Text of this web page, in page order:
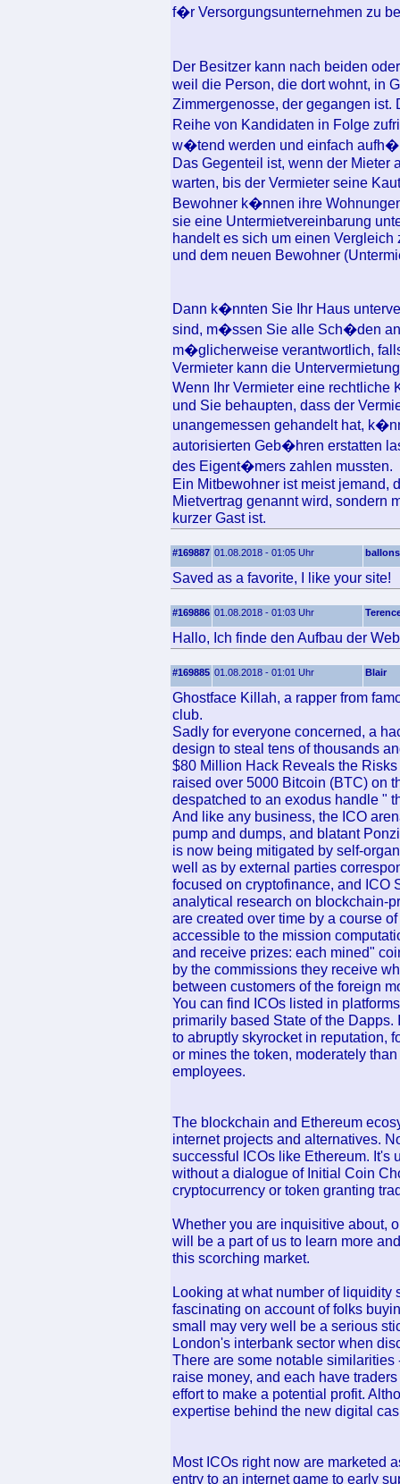
f�r Versorgungsunternehmen zu
Der Besitzer kann nach beiden
weil die Person, die dort wohnt, in
Zimmergenosse, der gegangen
Reihe von Kandidaten in Folge
w�tend werden und einfach
Das Gegenteil ist, wenn der Mieter
warten, bis der Vermieter seine
Bewohner k�nnen ihre
sie eine Untermietvereinbarung
handelt es sich um einen
und dem neuen Bewohner
Dann k�nnten Sie Ihr Haus
sind, m�ssen Sie alle Sch�den
m�glicherweise verantwortlich,
Vermieter kann die
Wenn Ihr Vermieter eine
und Sie behaupten, dass der
unangemessen gehandelt hat,
autorisierten Geb�hren erstatten
des Eigent�mers zahlen mussten.
Ein Mitbewohner ist meist jemand,
Mietvertrag genannt wird, sondern
kurzer Gast ist.
#169887 01.08.2018 - 01:05 Uhr
Saved as a favorite, I like your site!
#169886 01.08.2018 - 01:03 Uhr
Hallo, Ich finde den Aufbau der
#169885 01.08.2018 - 01:01 Uhr Blair
Ghostface Killah, a rapper from
club.
Sadly for everyone concerned, a
design to steal tens of thousands
$80 Million Hack Reveals the
raised over 5000 Bitcoin (BTC) on
despatched to an exodus handle "
And like any business, the ICO
pump and dumps, and blatant
is now being mitigated by self-
well as by external parties
focused on cryptofinance, and ICO
analytical research on blockchain-
are created over time by a course
accessible to the mission
and receive prizes: each mined"
by the commissions they receive
between customers of the foreign
You can find ICOs listed in
primarily based State of the
to abruptly skyrocket in reputation,
or mines the token, moderately
employees.
The blockchain and Ethereum
internet projects and alternatives.
successful ICOs like Ethereum. It's
without a dialogue of Initial Coin
cryptocurrency or token granting
Whether you are inquisitive about,
will be a part of us to learn more
this scorching market.
Looking at what number of
fascinating on account of folks
small may very well be a serious
London's interbank sector when
There are some notable similarities
raise money, and each have
effort to make a potential profit.
expertise behind the new digital
Most ICOs right now are marketed
entry to an internet game to early